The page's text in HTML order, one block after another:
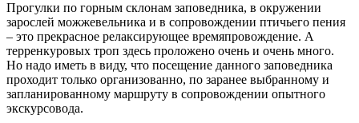
Прогулки по горным склонам заповедника, в окружении
зарослей можжевельника и в сопровождении птичьего пения
– это прекрасное релаксирующее времяпровождение. А
терренкуровых троп здесь проложено очень и очень много.
Но надо иметь в виду, что посещение данного заповедника
проходит только организованно, по заранее выбранному и
запланированному маршруту в сопровождении опытного
экскурсовода.